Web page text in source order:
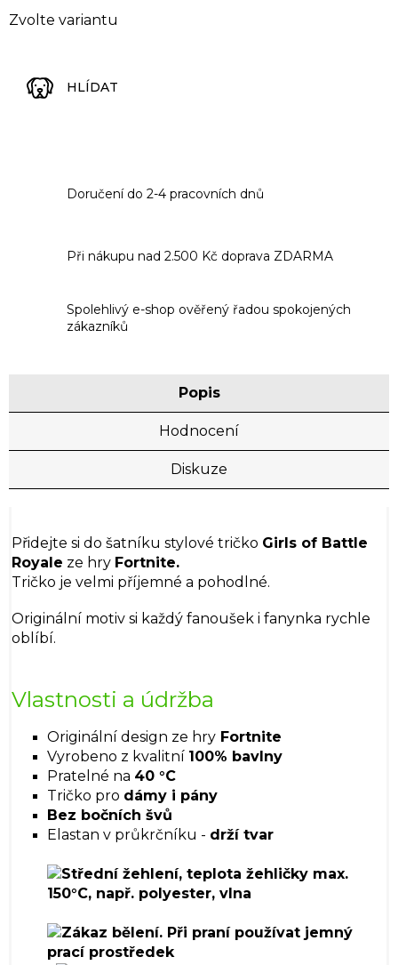
Zvolte variantu
HLÍDAT
Doručení do 2-4 pracovních dnů
Při nákupu nad 2.500 Kč doprava ZDARMA
Spolehlivý e-shop ověřený řadou spokojených
zákazníků
Popis
Hodnocení
Diskuze
Přidejte si do šatníku stylové tričko Girls of Battle
Royale ze hry Fortnite.
Tričko je velmi příjemné a pohodlné.
Originální motiv si každý fanoušek i fanynka rychle
oblíbí.
Vlastnosti a údržba
Originální design ze hry Fortnite
Vyrobeno z kvalitní 100% bavlny
Pratelné na 40 °C
Tričko pro dámy i pány
Bez bočních švů
Elastan v průkrčníku - drží tvar